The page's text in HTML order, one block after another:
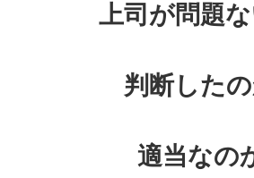
上司が問題
判断した
適当なの